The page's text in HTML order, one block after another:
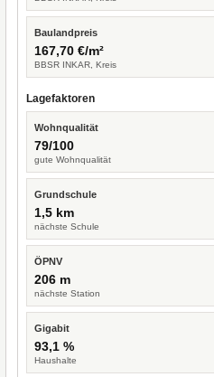
Baulandpreis
167,70 €/m²
BBSR INKAR, Kreis
Lagefaktoren
Wohnqualität
79/100
gute Wohnqualität
Grundschule
1,5 km
nächste Schule
ÖPNV
206 m
nächste Station
Gigabit
93,1 %
Haushalte